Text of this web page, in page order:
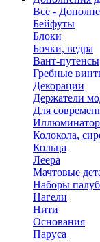
Все -
Бейфуты
Блоки
Бочки, ведра
Вант-путенсы
Гребные
Декорации
Держатели
Для
Колокола,
Кольца
Леера
Мачтовые
Наборы
Нагели
Нити
Основания
Паруса